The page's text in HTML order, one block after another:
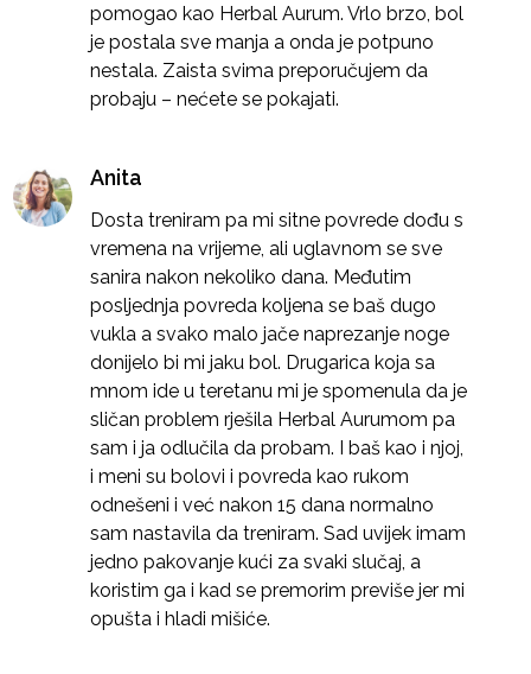
pomogao kao Herbal Aurum. Vrlo brzo, bol
je postala sve manja a onda je potpuno
nestala. Zaista svima preporučujem da
probaju – nećete se pokajati.
Anita
Dosta treniram pa mi sitne povrede dođu s
vremena na vrijeme, ali uglavnom se sve
sanira nakon nekoliko dana. Međutim
posljednja povreda koljena se baš dugo
vukla a svako malo jače naprezanje noge
donijelo bi mi jaku bol. Drugarica koja sa
mnom ide u teretanu mi je spomenula da je
sličan problem rješila Herbal Aurumom pa
sam i ja odlučila da probam. I baš kao i njoj,
i meni su bolovi i povreda kao rukom
odnešeni i već nakon 15 dana normalno
sam nastavila da treniram. Sad uvijek imam
jedno pakovanje kući za svaki slučaj, a
koristim ga i kad se premorim previše jer mi
opušta i hladi mišiće.